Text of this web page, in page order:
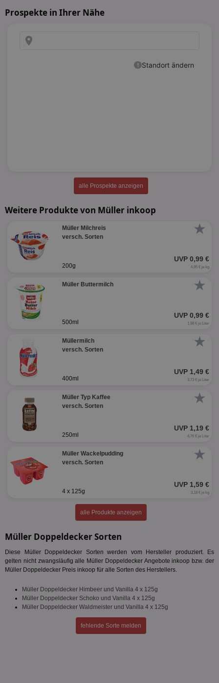
Prospekte in Ihrer Nähe
alle Prospekte anzeigen
Weitere Produkte von Müller inkoop
★
Müller Milchreis
versch. Sorten
UVP 0,99 €
200g 4,95 € je kg
★
Müller Buttermilch
UVP 0,99 €
500ml 1,98 € je Liter
★
Müllermilch
versch. Sorten
UVP 1,49 €
400ml 3,73 € je Liter
★
Müller Typ Kaffee
versch. Sorten
UVP 1,19 €
250ml 4,76 € je Liter
★
Müller Wackelpudding
versch. Sorten
UVP 1,59 €
4 x 125g 3,18 € je kg
alle Produkte anzeigen
Müller Doppeldecker Sorten
Diese Müller Doppeldecker Sorten werden vom Hersteller produziert. Es
gelten nicht zwangsläufig alle Müller Doppeldecker Angebote inkoop bzw. der
Müller Doppeldecker Preis inkoop für alle Sorten des Herstellers.
Müller Doppeldecker Himbeer und Vanilla 4 x 125g
Müller Doppeldecker Schoko und Vanilla 4 x 125g
Müller Doppeldecker Waldmeister und Vanilla 4 x 125g
fehlende Sorte melden